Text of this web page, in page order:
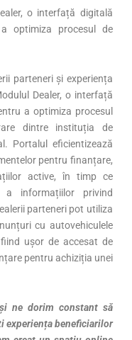
o interfață digitală
optimiza procesul de
parteneri și experiența
Dealer, o interfață
a optimiza procesul
dintre instituția de
Portalul eficientizează
pentru finanțare,
active, în timp ce
a informațiilor privind
parteneri pot utiliza
cu autovehiculele
ușor de accesat de
pentru achiziția unei
ne dorim constant să
experiența beneficiarilor